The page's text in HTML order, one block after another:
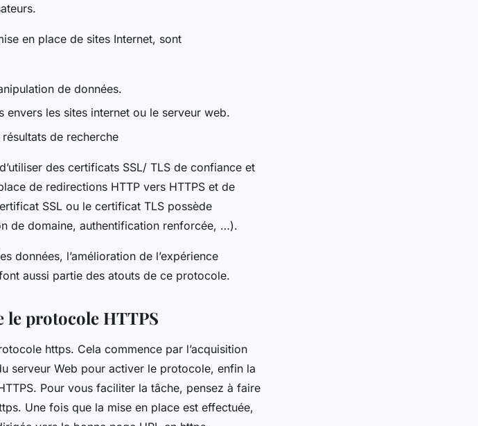
en place de sites Internet, sont
de données.
les sites internet ou le serveur web.
de recherche
des certificats SSL/ TLS de confiance et
de redirections HTTP vers HTTPS et de
SSL ou le certificat TLS possède
de domaine, authentification renforcée, …).
données, l’amélioration de l’expérience
aussi partie des atouts de ce protocole.
le protocole HTTPS
https. Cela commence par l’acquisition
serveur Web pour activer le protocole, enfin la
Pour vous faciliter la tâche, pensez à faire
Une fois que la mise en place est effectuée,